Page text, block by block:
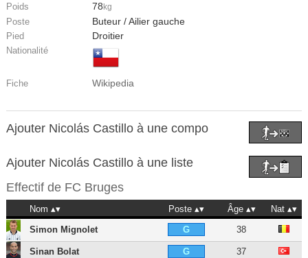
Poids 78 kg
Poste Buteur / Ailier gauche
Pied Droitier
Nationalité
Fiche Wikipedia
Ajouter Nicolás Castillo à une compo
Ajouter Nicolás Castillo à une liste
Effectif de FC Bruges
Nom Poste Âge
Nat
Simon Mignolet
G 38
Sinan Bolat G 37